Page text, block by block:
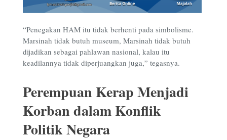
“Penegakan HAM itu tidak berhenti pada simbolisme.
Marsinah tidak butuh museum, Marsinah tidak butuh
dijadikan sebagai pahlawan nasional, kalau itu
keadilannya tidak diperjuangkan juga,” tegasnya.
Perempuan Kerap Menjadi
Korban dalam Konflik
Politik Negara